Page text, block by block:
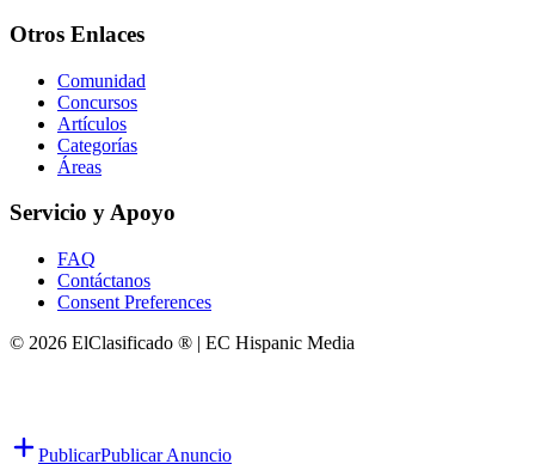
Otros Enlaces
Comunidad
Concursos
Artículos
Categorías
Áreas
Servicio y Apoyo
FAQ
Contáctanos
Consent Preferences
© 2026 ElClasificado ® | EC Hispanic Media
PublicarPublicar Anuncio